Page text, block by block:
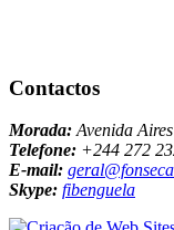
Contactos
Morada:Avenida
Telefone: +244 272
E-mail:
Skype: fibenguela